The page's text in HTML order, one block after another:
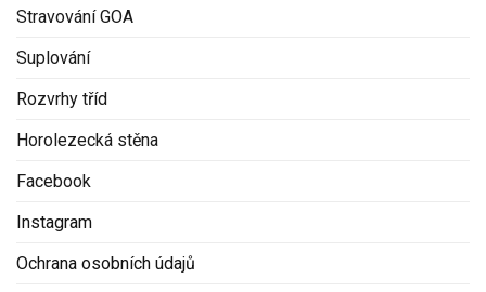
Stravování GOA
Suplování
Rozvrhy tříd
Horolezecká stěna
Facebook
Instagram
Ochrana osobních údajů